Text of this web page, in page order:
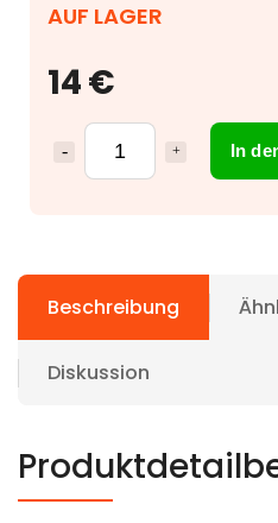
14 €
In
AUF LAGER
Beschreibung
Diskussion